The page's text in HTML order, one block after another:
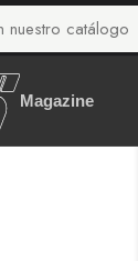
Magazine